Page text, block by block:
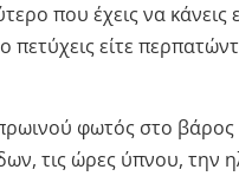
που έχεις να κάνεις
είτε
φωτός στο βάρος
τις ώρες ύπνου, την